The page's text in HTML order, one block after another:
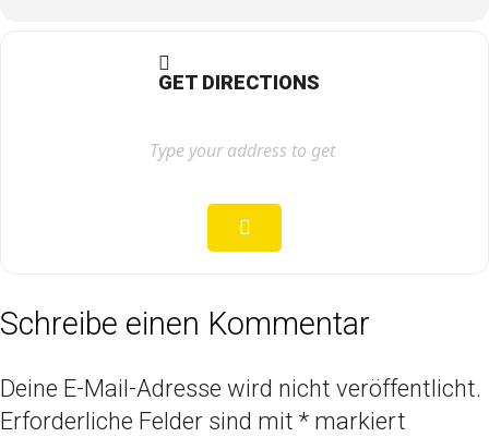
GET DIRECTIONS
Schreibe einen Kommentar
Deine E-Mail-Adresse wird nicht veröffentlicht.
Erforderliche Felder sind mit * markiert